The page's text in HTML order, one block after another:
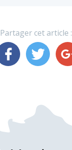
Partager cet article :